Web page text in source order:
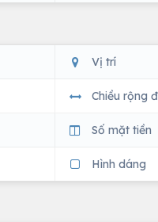
Vị trí
Chiều rộng
Số mặt tiền
Hình dáng